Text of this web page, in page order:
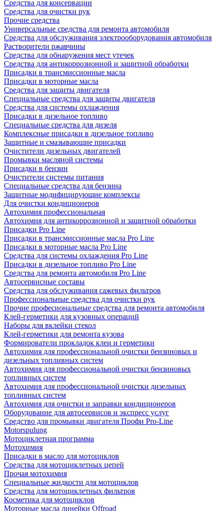
Средства для консервации
Средства для очистки рук
Прочие средства
Универсальные средства для ремонта автомобиля
Средства для обслуживания электрооборудования автомобиля
Растворители ржавчины
Средства для обнаружения мест утечек
Средства для антикоррозионной и защитной обработки
Присадки в трансмиссионные масла
Присадки в моторные масла
Средства для защиты двигателя
Специальныe средства для защиты двигателя
Средства для системы охлаждения
Присадки в дизельное топливо
Спeциальные средства для дизеля
Комплексные присадки в дизельное топливо
Защитные и смазывающие присадки
Очистители дизельных двигателей
Промывки масляной системы
Присадки в бензин
Очистители системы питания
Специальные срeдства для бензина
Защитные модифицирующие комплексы
Для очистки кондиционеров
Автохимия профессиональная
Автохимия для антикоррозионной и защитной обработки
Присадки Pro Line
Присадки в трансмиссионные масла Pro Line
Присадки в моторные масла Pro Line
Средства для системы охлаждения Pro Line
Присадки в дизельное топливо Pro Line
Средства для ремонта автомобиля Pro Line
Автосервисные составы
Средства для обслуживания сажевых фильтров
Профессиональные средства для очистки рук
Прочие професиональные средства для ремонта автомобиля
Клей-герметики для кузовных операций
Наборы для вклейки стекол
Клей-герметики для ремонта кузова
Формирователи прокладок клеи и герметики
Автохимия для профессиональной очистки бензиновых и
дизельных топливных систем
Автохимия для профессиональной очистки бензиновых
топливных систем
Автохимия для профессиональной очистки дизельных
топливных систем
Автохимия для очистки и заправки кондиционеров
Оборудование для автосервисов и экспресс услуг
Средство для промывки двигателя Профи Pro-Line
Motorspulung
Мотоциклетная программа
Мотохимия
Присадки в масло для мотоциклов
Средства для мотоциклетных цепей
Прочая мотохимия
Специальные жидкости для мотоциклов
Средства для мотоциклетных фильтров
Косметика для мотоциклов
Моторные масла линейки Offroad